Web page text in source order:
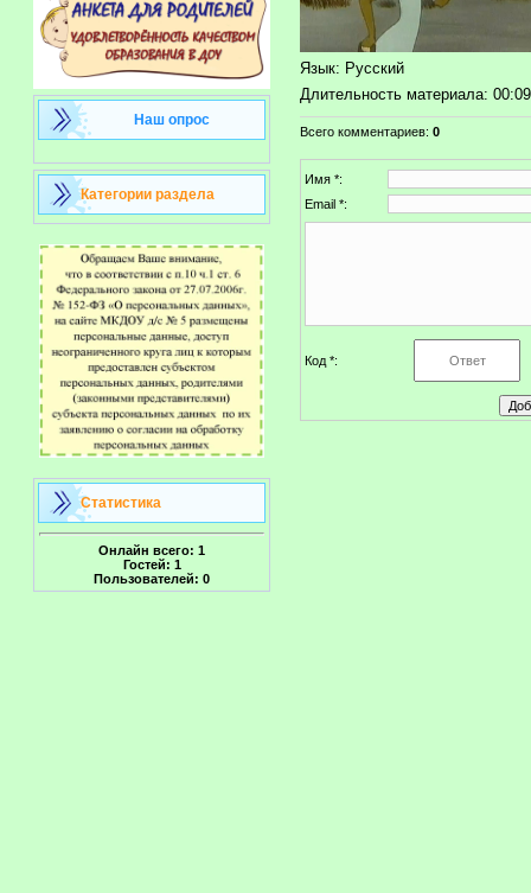
Наш опрос
Категории раздела
Статистика
Онлайн всего: 1
Гостей: 1
Пользователей: 0
Язык: Русский
Длительность материала:
Всего комментариев: 0
Имя *:
Email *:
Код *: